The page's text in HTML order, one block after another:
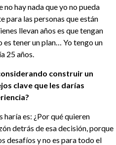
hay nada que yo no pueda
para las personas que están
llevan años es que tengan
tener un plan… Yo tengo un
25 años.
construir un
clave que les darías
haría es: ¿Por qué quieren
detrás de esa decisión, porque
desafíos y no es para todo el